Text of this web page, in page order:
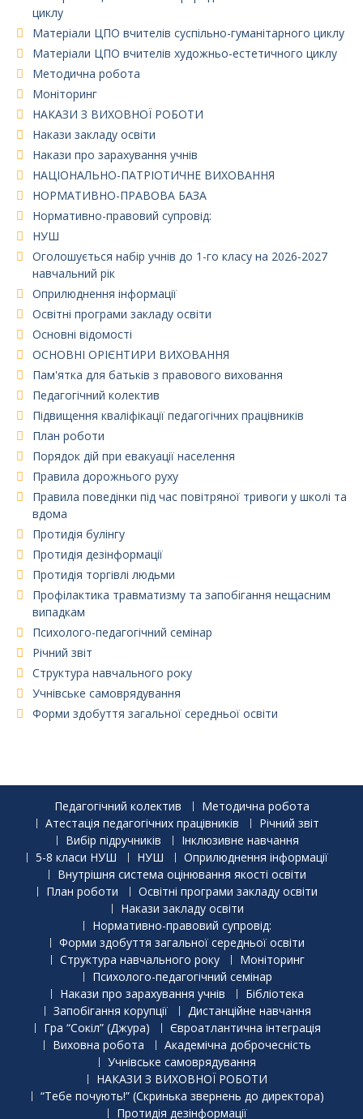
циклу
Матеріали ЦПО вчителів суспільно-гуманітарного циклу
Матеріали ЦПО вчителів художньо-естетичного циклу
Методична робота
Моніторинг
НАКАЗИ З ВИХОВНОЇ РОБОТИ
Накази закладу освіти
Накази про зарахування учнів
НАЦІОНАЛЬНО-ПАТРІОТИЧНЕ ВИХОВАННЯ
НОРМАТИВНО-ПРАВОВА БАЗА
Нормативно-правовий супровід:
НУШ
Оголошується набір учнів до 1-го класу на 2026-2027
навчальний рік
Оприлюднення інформації
Освітні програми закладу освіти
Основні відомості
ОСНОВНІ ОРІЄНТИРИ ВИХОВАННЯ
Пам'ятка для батьків з правового виховання
Педагогічний колектив
Підвищення кваліфікації педагогічних працівників
План роботи
Порядок дій при евакуації населення
Правила дорожнього руху
Правила поведінки під час повітряної тривоги у школі та
вдома
Протидія булінгу
Протидія дезінформації
Протидія торгівлі людьми
Профілактика травматизму та запобігання нещасним
випадкам
Психолого-педагогічний семінар
Річний звіт
Структура навчального року
Учнівське самоврядування
Форми здобуття загальної середньої освіти
Педагогічний колектив
Методична робота
Атестація педагогічних працівників
Річний звіт
Вибір підручників
Інклюзивне навчання
5-8 класи НУШ
НУШ
Оприлюднення інформації
Внутрішня система оцінювання якості освіти
План роботи
Освітні програми закладу освіти
Накази закладу освіти
Нормативно-правовий супровід:
Форми здобуття загальної середньої освіти
Структура навчального року
Моніторинг
Психолого-педагогічний семінар
Накази про зарахування учнів
Бібліотека
Запобігання корупції
Дистанційне навчання
Гра “Сокіл” (Джура)
Євроатлантична інтеграція
Виховна робота
Академічна доброчесність
Учнівське самоврядування
НАКАЗИ З ВИХОВНОЇ РОБОТИ
“Тебе почують!” (Скринька звернень до директора)
Протидія дезінформації